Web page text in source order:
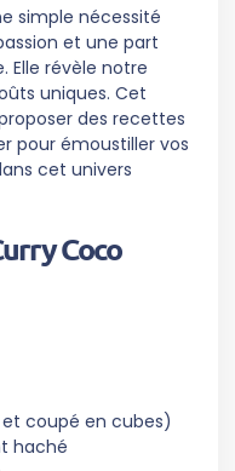
simple nécessité
et une part
révèle notre
uniques. Cet
des recettes
pour émoustiller vos
cet univers
Coco
coupé en cubes)
haché